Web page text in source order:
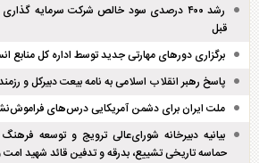
رشد ۴۰۰ درصدی سود خالص شرکت سرمایه
قبل
برگزاری دور‌های مهارتی جدید توسط اداره کل منابع
پاسخ رهبر انقلاب اسلامی به نامه بیعت دبیرکل و
ملت ایران برای دشمن آمریکایی درس‌های
بیانیه دبیرخانه شورای‌عالی ترویج و توسعه
حماسه تاریخی تشییع، بدرقه و تدفین قائد شهید امت